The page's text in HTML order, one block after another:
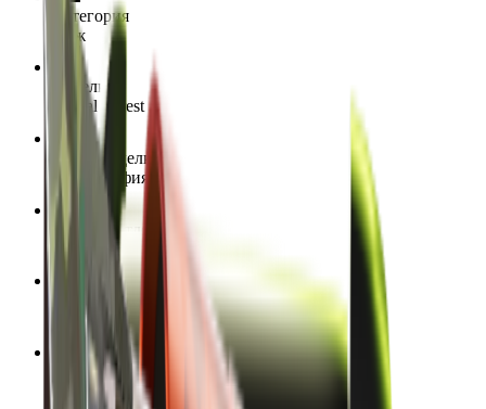
Категория
Нож
Отделка
Boreal Forest
Стиль отделки
Гидрография
Каталог отделки
77
Редкость
Тайное
Диапазон Float
0.06 - 0.8